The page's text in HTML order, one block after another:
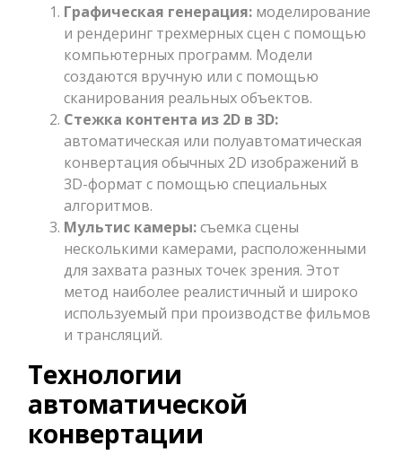
Графическая генерация: моделирование
и рендеринг трехмерных сцен с помощью
компьютерных программ. Модели
создаются вручную или с помощью
сканирования реальных объектов.
Стежка контента из 2D в 3D:
автоматическая или полуавтоматическая
конвертация обычных 2D изображений в
3D-формат с помощью специальных
алгоритмов.
Мультис камеры:съемка сцены
несколькими камерами, расположенными
для захвата разных точек зрения. Этот
метод наиболее реалистичный и широко
используемый при производстве фильмов
и трансляций.
Технологии
автоматической
конвертации